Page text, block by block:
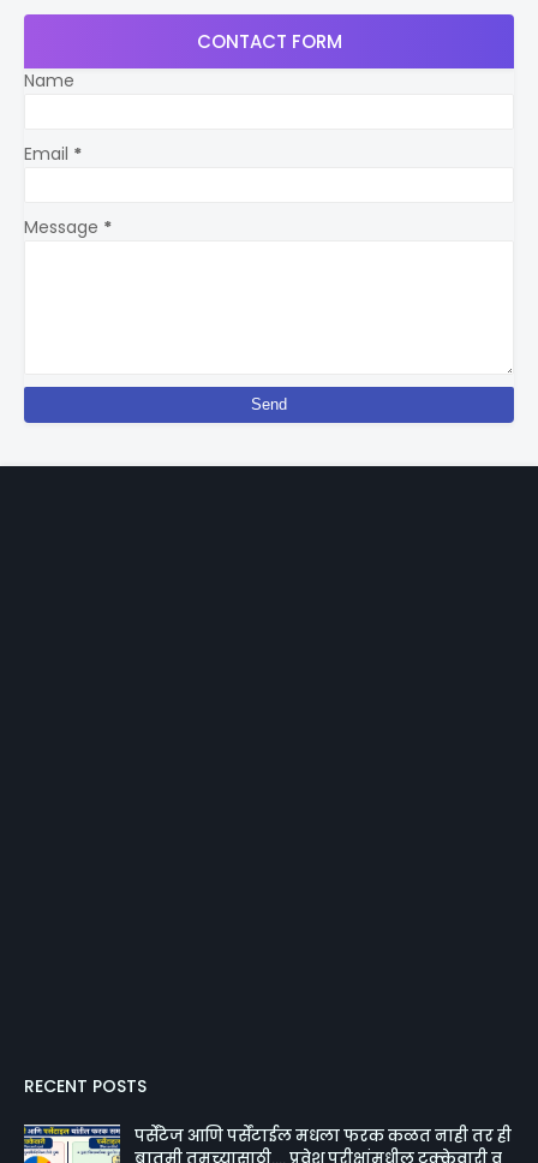
CONTACT FORM
Name
Email *
Message *
RECENT POSTS
पर्सेंटेज आणि पर्सेंटाईल मधला फरक कळत नाही तर ही
बातमी तुमच्यासाठी.... प्रवेश परीक्षांमधील टक्केवारी व